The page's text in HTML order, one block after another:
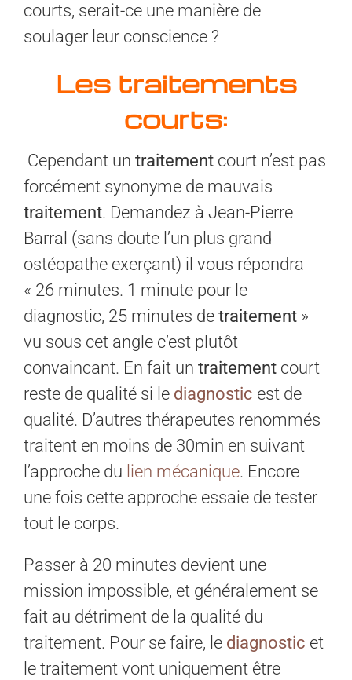
courts, serait-ce une manière de
soulager leur conscience ?
Les traitements
courts:
Cependant un traitement court n’est pas
forcément synonyme de mauvais
traitement. Demandez à Jean-Pierre
Barral (sans doute l’un plus grand
ostéopathe exerçant) il vous répondra
« 26 minutes. 1 minute pour le
diagnostic, 25 minutes de traitement »
vu sous cet angle c’est plutôt
convaincant. En fait un traitement court
reste de qualité si le diagnostic est de
qualité. D’autres thérapeutes renommés
traitent en moins de 30min en suivant
l’approche du lien mécanique. Encore
une fois cette approche essaie de tester
tout le corps.
Passer à 20 minutes devient une
mission impossible, et généralement se
fait au détriment de la qualité du
traitement. Pour se faire, le diagnostic et
le traitement vont uniquement être